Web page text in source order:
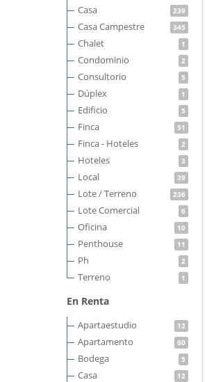
Casa 239
Casa Campestre 345
Chalet 1
Condominio 2
Consultorio 5
Dúplex 1
Edificio 5
Finca 51
Finca - Hoteles 2
Hoteles 3
Local 29
Lote / Terreno 236
Lote Comercial 6
Oficina 10
Penthouse 11
Ph 2
Terreno 1
En Renta
Apartaestudio 12
Apartamento 60
Bodega 5
Casa 12